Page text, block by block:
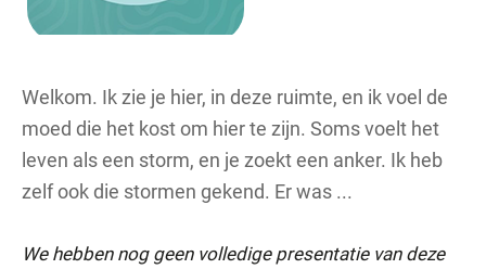
Welkom. Ik zie je hier, in deze ruimte, en ik voel de
moed die het kost om hier te zijn. Soms voelt het
leven als een storm, en je zoekt een anker. Ik heb
zelf ook die stormen gekend. Er was ...
We hebben nog geen volledige presentatie van deze